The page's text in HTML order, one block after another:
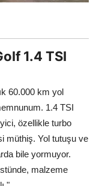
1.4 TSI
60.000 km yol
1.4 TSI
özellikle turbo
müthiş. Yol tutuşu ve
bile yormuyor.
malzeme